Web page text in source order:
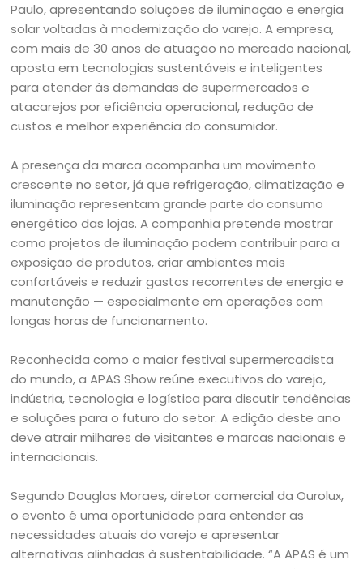
Paulo, apresentando soluções de iluminação e energia
solar voltadas à modernização do varejo. A empresa,
com mais de 30 anos de atuação no mercado nacional,
aposta em tecnologias sustentáveis e inteligentes
para atender às demandas de supermercados e
atacarejos por eficiência operacional, redução de
custos e melhor experiência do consumidor.
A presença da marca acompanha um movimento
crescente no setor, já que refrigeração, climatização e
iluminação representam grande parte do consumo
energético das lojas. A companhia pretende mostrar
como projetos de iluminação podem contribuir para a
exposição de produtos, criar ambientes mais
confortáveis e reduzir gastos recorrentes de energia e
manutenção — especialmente em operações com
longas horas de funcionamento.
Reconhecida como o maior festival supermercadista
do mundo, a APAS Show reúne executivos do varejo,
indústria, tecnologia e logística para discutir tendências
e soluções para o futuro do setor. A edição deste ano
deve atrair milhares de visitantes e marcas nacionais e
internacionais.
Segundo Douglas Moraes, diretor comercial da Ourolux,
o evento é uma oportunidade para entender as
necessidades atuais do varejo e apresentar
alternativas alinhadas à sustentabilidade. “A APAS é um